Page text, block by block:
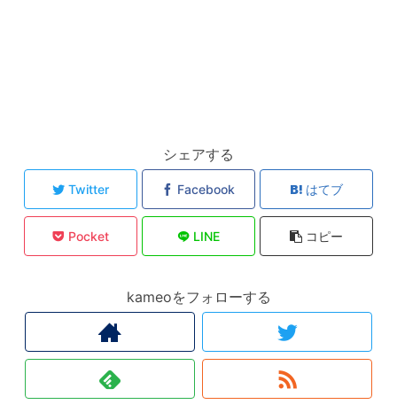
シェアする
Twitter Facebook はてブ
Pocket LINE コピー
kameoをフォローする